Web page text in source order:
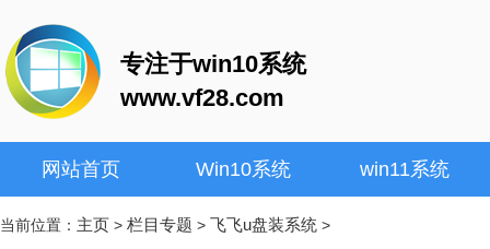
专注于win10系统
www.vf28.com
网站首页 Win10系统 win11系统
当前位置： 主页 > 栏目专题 > 飞飞u盘装系统 >